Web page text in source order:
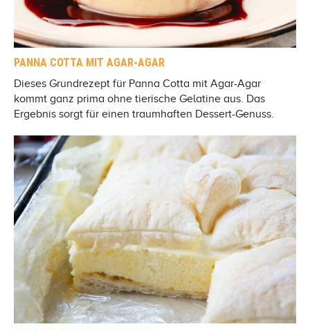
PANNA COTTA MIT AGAR-AGAR
Dieses Grundrezept für Panna Cotta mit Agar-Agar
kommt ganz prima ohne tierische Gelatine aus. Das
Ergebnis sorgt für einen traumhaften Dessert-Genuss.